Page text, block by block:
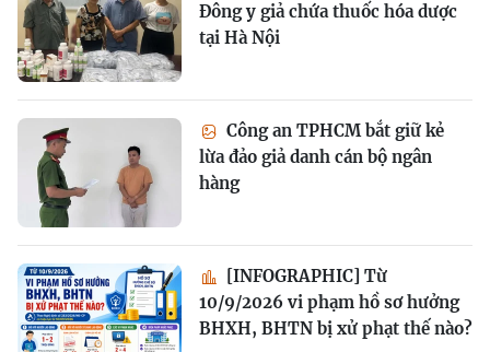
Đông y giả chứa thuốc hóa dược
tại Hà Nội
Công an TPHCM bắt giữ kẻ
lừa đảo giả danh cán bộ ngân
hàng
[INFOGRAPHIC] Từ
10/9/2026 vi phạm hồ sơ hưởng
BHXH, BHTN bị xử phạt thế nào?